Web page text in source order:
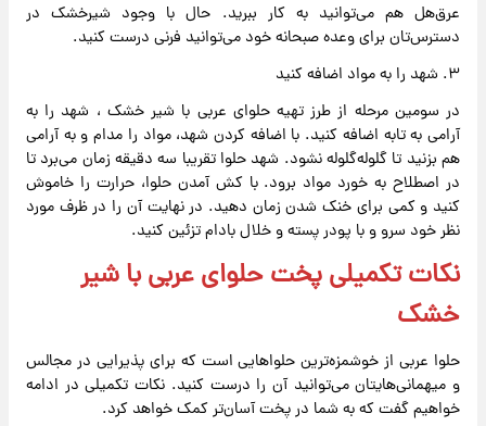
عرق‌هل هم می‌توانید به کار ببرید. حال با وجود شیرخشک در
دسترس‌تان برای وعده صبحانه خود می‌توانید فرنی درست کنید.
۳. شهد را به مواد اضافه کنید
در سومین مرحله از طرز تهیه حلوای عربی با شیر خشک ، شهد را به
آرامی به تابه اضافه کنید. با اضافه کردن شهد، مواد را مدام و به آرامی
هم بزنید تا گلوله‌گلوله‌ نشود. شهد حلوا تقریبا سه دقیقه زمان می‌برد تا
در اصطلاح به خورد مواد برود. با کش آمدن حلوا، حرارت را خاموش
کنید و کمی برای خنک شدن زمان دهید. در نهایت آن را در ظرف مورد
نظر خود سرو و با پودر پسته و خلال بادام تزئین کنید.
نکات تکمیلی پخت حلوای عربی با شیر
خشک
حلوا عربی از خوشمزه‌ترین حلواهایی است که برای پذیرایی در مجالس
و میهمانی‌هایتان می‌توانید آن را درست کنید. نکات تکمیلی در ادامه
خواهیم گفت که به شما در پخت آسان‌تر کمک خواهد کرد.